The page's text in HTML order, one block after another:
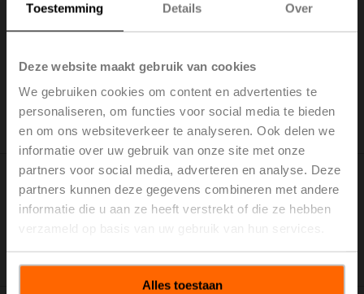
Toestemming Details Over
Deze website maakt gebruik van cookies
We gebruiken cookies om content en advertenties te
personaliseren, om functies voor social media te bieden
en om ons websiteverkeer te analyseren. Ook delen we
informatie over uw gebruik van onze site met onze
partners voor social media, adverteren en analyse. Deze
partners kunnen deze gegevens combineren met andere
informatie die u aan ze heeft verstrekt of die ze hebben
verzameld op basis van uw gebruik van hun services.
Alles toestaan
Live
What have you missed